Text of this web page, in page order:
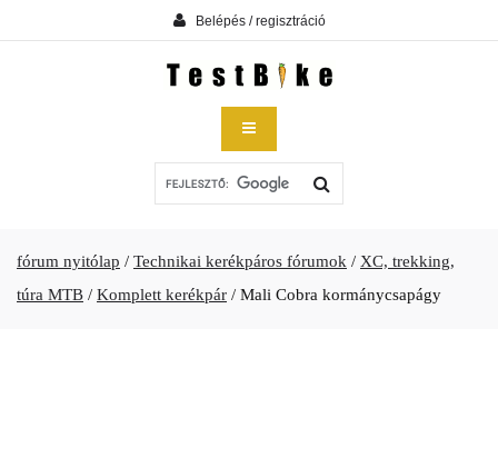
Belépés / regisztráció
fórum nyitólap / Technikai kerékpáros fórumok / XC, trekking,
túra MTB / Komplett kerékpár / Mali Cobra kormánycsapágy